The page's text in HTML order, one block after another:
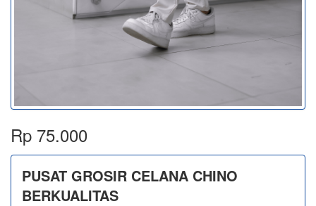
Rp 75.000
PUSAT GROSIR CELANA CHINO
BERKUALITAS